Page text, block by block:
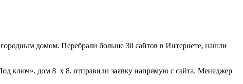
домом. Перебрали больше 30 сайтов в Интернете, нашли
ключ», дом 8 х 8, отправили заявку напрямую с сайта. Менеджер